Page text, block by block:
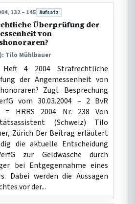
132 – 145 Beitragsart:
Aufsatz
Überprüfung der
von
Tilo Mühlbauer
4 2004 Strafrechtliche
der Angemessenheit von
Zugl. Besprechung
vom 30.03.2004 – 2 BvR
= HRRS 2004 Nr. 238 Von
(Schweiz) Tilo
Zürich Der Beitrag erläutert
die aktuelle Entscheidung
zur Geldwäsche durch
bei Entgegennahme eines
Dabei werden die Aussagen
vor der...